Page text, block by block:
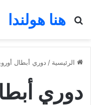
هنا هولندا
بحث عن
الرئيسية / دوري أبطال
دوري